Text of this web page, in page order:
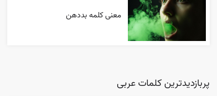
معنی کلمه بددهن
پربازدیدترین کلمات عربی